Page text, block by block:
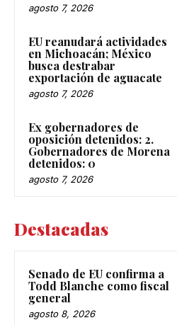
agosto 7, 2026
EU reanudará actividades
en Michoacán; México
busca destrabar
exportación de aguacate
agosto 7, 2026
Ex gobernadores de
oposición detenidos: 2.
Gobernadores de Morena
detenidos: 0
agosto 7, 2026
Destacadas
Senado de EU confirma a
Todd Blanche como fiscal
general
agosto 8, 2026